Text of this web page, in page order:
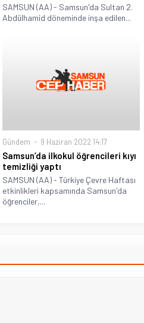
SAMSUN (AA) - Samsun'da Sultan 2.
Abdülhamid döneminde inşa edilen...
Gündem 9 Haziran 2022 14:17
Samsun’da ilkokul öğrencileri kıyı
temizliği yaptı
SAMSUN (AA) - Türkiye Çevre Haftası
etkinlikleri kapsamında Samsun'da
öğrenciler,...